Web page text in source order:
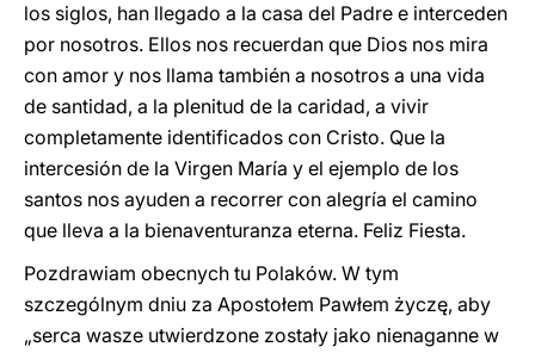
los siglos, han llegado a la casa del Padre e interceden
por nosotros. Ellos nos recuerdan que Dios nos mira
con amor y nos llama también a nosotros a una vida
de santidad, a la plenitud de la caridad, a vivir
completamente identificados con Cristo. Que la
intercesión de la Virgen María y el ejemplo de los
santos nos ayuden a recorrer con alegría el camino
que lleva a la bienaventuranza eterna. Feliz Fiesta.
Pozdrawiam obecnych tu Polaków. W tym
szczególnym dniu za Apostołem Pawłem życzę, aby
„serca wasze utwierdzone zostały jako nienaganne w